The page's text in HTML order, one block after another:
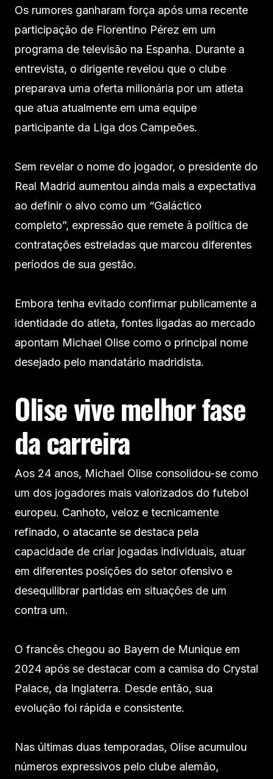
Os rumores ganharam força após uma recente
participação de Florentino Pérez em um
programa de televisão na Espanha. Durante a
entrevista, o dirigente revelou que o clube
preparava uma oferta milionária por um atleta
que atua atualmente em uma equipe
participante da Liga dos Campeões.
Sem revelar o nome do jogador, o presidente do
Real Madrid aumentou ainda mais a expectativa
ao definir o alvo como um “Galáctico
completo”, expressão que remete à política de
contratações estreladas que marcou diferentes
períodos de sua gestão.
Embora tenha evitado confirmar publicamente a
identidade do atleta, fontes ligadas ao mercado
apontam Michael Olise como o principal nome
desejado pelo mandatário madridista.
Olise vive melhor fase
da carreira
Aos 24 anos, Michael Olise consolidou-se como
um dos jogadores mais valorizados do futebol
europeu. Canhoto, veloz e tecnicamente
refinado, o atacante se destaca pela
capacidade de criar jogadas individuais, atuar
em diferentes posições do setor ofensivo e
desequilibrar partidas em situações de um
contra um.
O francês chegou ao Bayern de Munique em
2024 após se destacar com a camisa do Crystal
Palace, da Inglaterra. Desde então, sua
evolução foi rápida e consistente.
Nas últimas duas temporadas, Olise acumulou
números expressivos pelo clube alemão,